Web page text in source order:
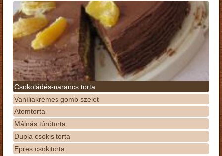
Csokoládés-narancs torta
Vaníliakrémes gomb szelet
Atomtorta
Málnás túrótorta
Dupla csokis torta
Epres csokitorta